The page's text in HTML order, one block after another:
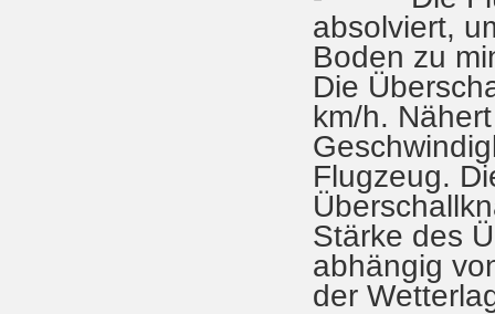
absolviert,
Boden zu
Die
km/h.
Flugzeug.
Stärke des
abhängig
der